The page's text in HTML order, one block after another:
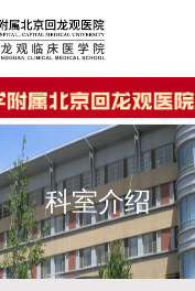
科室介绍